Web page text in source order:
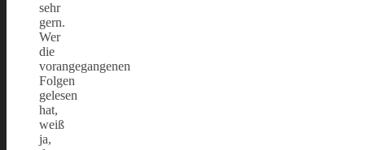
sehr
gern.
Wer
die
vorangegangenen
Folgen
gelesen
hat,
weiß
ja,